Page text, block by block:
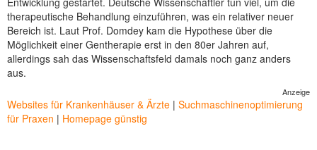
therapeutische Behandlung einzuführen, was ein relativer neuer
Bereich ist. Laut Prof. Domdey kam die Hypothese über die
Möglichkeit einer Gentherapie erst in den 80er Jahren auf,
allerdings sah das Wissenschaftsfeld damals noch ganz anders
aus.
Anzeige
Websites für Krankenhäuser & Ärzte | Suchmaschinenoptimierung
für Praxen | Homepage günstig